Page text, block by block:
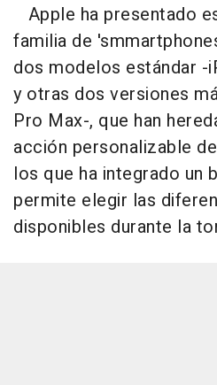
Apple ha presentado
familia de
dos modelos estándar -
y otras dos versiones
Pro Max-, que han
acción personalizable
los que ha integrado un
permite elegir las
disponibles durante la